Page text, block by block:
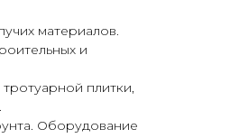
материалов.
и
плитки,
Оборудование